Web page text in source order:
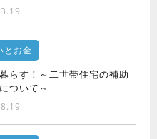
とお金
らす！～二世帯住宅の補助
ついて～